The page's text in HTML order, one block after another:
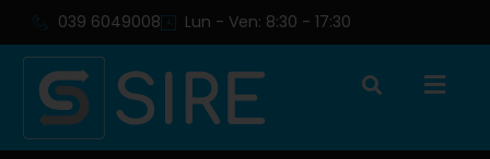
039 6049008 Lun - Ven: 8:30 - 17:30